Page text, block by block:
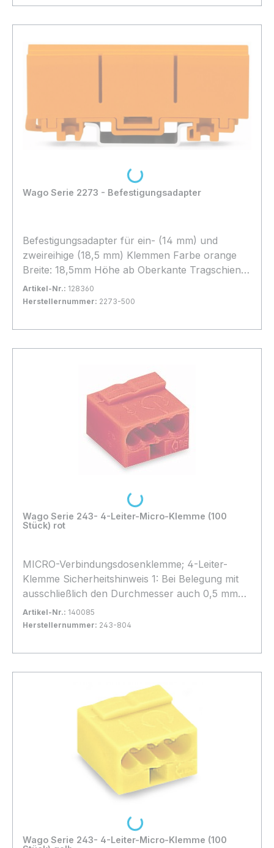
In den Warenkorb
Wago Serie 2273 - Befestigungsadapter
Befestigungsadapter für ein- (14 mm) und
zweireihige (18,5 mm) Klemmen Farbe orange
Breite: 18,5mm Höhe ab Oberkante Tragschiene
21,5mm Höhe ab Oberkante Tragschiene
21,5mm Tiefe 72,5mm
Artikel-Nr.: 128360
Herstellernummer: 2273-500
In den Warenkorb
Loading...
Wago Serie 243- 4-Leiter-Micro-Klemme (100
Stück) rot
MICRO-Verbindungsdosenklemme; 4-Leiter-
Klemme Sicherheitshinweis 1: Bei Belegung mit
ausschließlich den Durchmesser auch 0,5 mm
Ø/AWG 24 oder 1,0 mm Ø/AWG 18 möglich. 100
Stück
Artikel-Nr.: 140085
Herstellernummer: 243-804
In den Warenkorb
Loading...
Wago Serie 243- 4-Leiter-Micro-Klemme (100
Loading...